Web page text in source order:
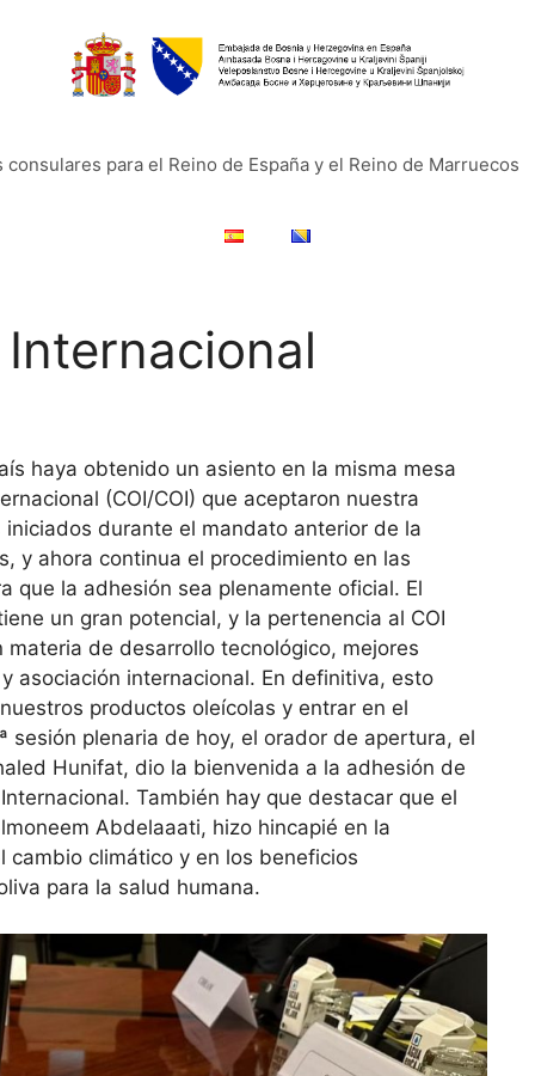
consulares para el Reino de España y el Reino de Marruecos
haya obtenido un asiento en la misma mesa
(COI/COI) que aceptaron nuestra
durante el mandato anterior de la
y ahora continua el procedimiento en las
que la adhesión sea plenamente oficial. El
un gran potencial, y la pertenencia al COI
de desarrollo tecnológico, mejores
asociación internacional. En definitiva, esto
productos oleícolas y entrar en el
sesión plenaria de hoy, el orador de apertura, el
Hunifat, dio la bienvenida a la adhesión de
También hay que destacar que el
Abdelaaati, hizo hincapié en la
climático y en los beneficios
para la salud humana.